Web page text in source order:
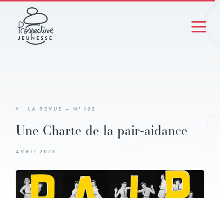
LA REVUE — N° 102
Une Charte de la pair-aidance
AVRIL 2023